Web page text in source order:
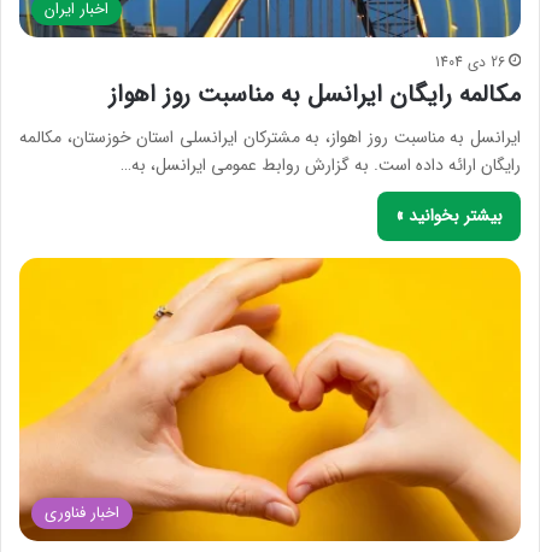
اخبار ایران
26 دی 1404
مکالمه رایگان ایرانسل به مناسبت روز اهواز
ایرانسل به مناسبت روز اهواز، به مشترکان ایرانسلی استان خوزستان، مکالمه
رایگان ارائه داده است. به گزارش روابط عمومی ایرانسل، به…
بیشتر بخوانید »
اخبار فناوری